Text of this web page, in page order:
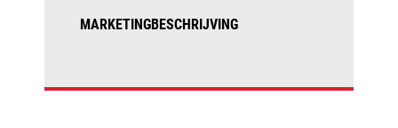
MARKETINGBESCHRIJVING